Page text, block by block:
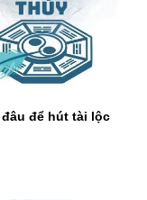
để hút tài lộc